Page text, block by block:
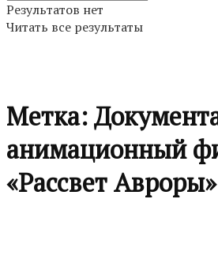
Результатов нет
Читать все результаты
Метка:
анимационный
«Рассвет Авроры»